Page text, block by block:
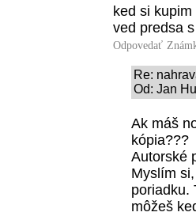
ked si
ved predsa
Odpovedať
Re:
Od: Jan
Ak máš
kópia???
Autorské
Myslím
poriadku.
môžeš